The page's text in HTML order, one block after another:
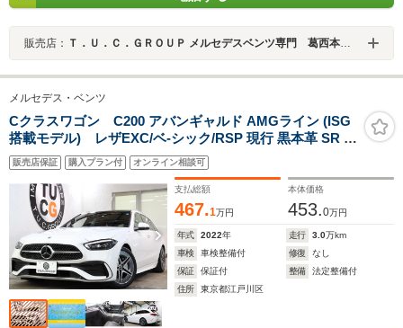
販売店： Ｔ．Ｕ．Ｃ．ＧＲＯＵＰ メルセデスベンツ専門 葛西本店／（株）ティーユーシー
メルセデス・ベンツ
Cクラスワゴン C200 アバンギャルド AMGライン (ISG
搭載モデル) レザEXC/ベ-シック/RSP 現行 黒本革 SR 2
年保証 MEコネクト HUD MBUX/ARナビTV スマホ連携
360カメラ PTS DSRC 自動Rゲ-ト AMGエアロ/18AW デ
ジタルH/L ワイヤレス充電 Rアクスルステア F/Rドラレコ
9AT キ-レスGO
販売店保証 購入プラン付 オンライン相談可
支払総額
467.1万円
本体価格
453.0万円
年式 2022年 走行 3.0万km
車検
車検整備付 修復
なし
保証
保証付 整備
法定整備付
住所
東京都江戸川区